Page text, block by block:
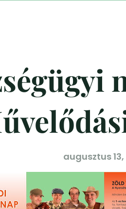
augusztus 13,